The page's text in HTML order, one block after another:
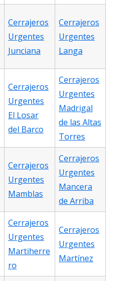
Cerrajeros
Urgentes
Junciana
Cerrajeros
Urgentes
Langa
Cerrajeros
Urgentes
El Losar
del Barco
Cerrajeros
Urgentes
Madrigal
de las Altas
Torres
Cerrajeros
Urgentes
Mamblas
Cerrajeros
Urgentes
Mancera
de Arriba
Cerrajeros
Urgentes
Martiherre
ro
Cerrajeros
Urgentes
Martínez